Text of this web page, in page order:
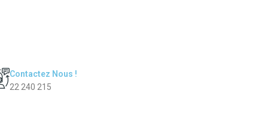
Contactez Nous !
22 240 215